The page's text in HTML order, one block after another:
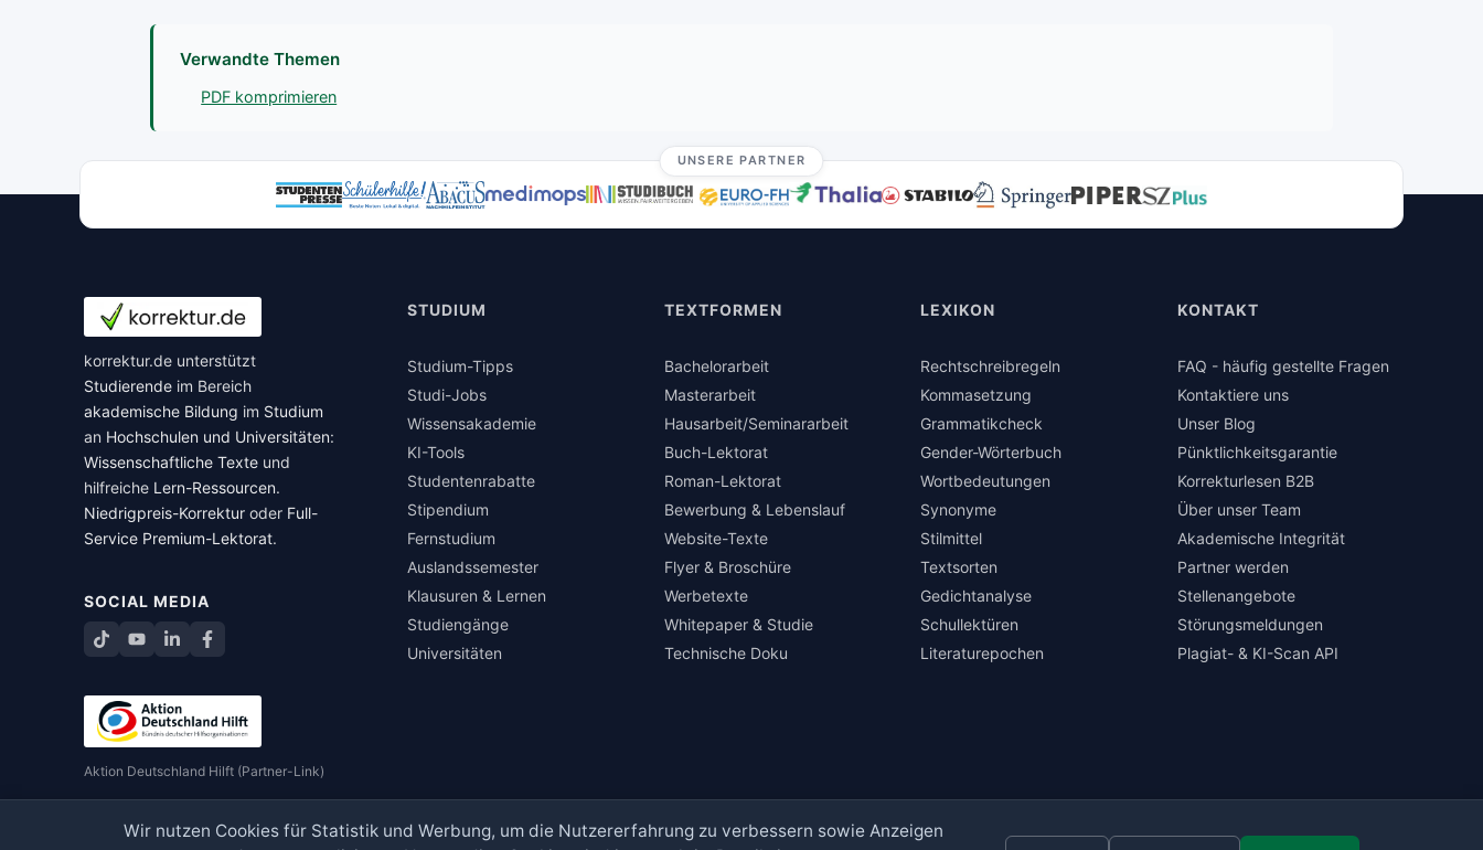
Verwandte Themen
PDF komprimieren
UNSERE PARTNER
korrektur.de unterstützt
Studierende im Bereich
akademische Bildung im Studium
an Hochschulen und Universitäten:
Wissenschaftliche Texte und
hilfreiche Lern-Ressourcen.
Niedrigpreis-Korrektur oder Full-
Service Premium-Lektorat.
SOCIAL MEDIA
TikTokYouTube
LinkedIn
Aktion Deutschland Hilft (Partner-Link)
STUDIUM
Studium-Tipps
Studi-Jobs
Wissensakademie
KI-Tools
Studentenrabatte
Stipendium
Fernstudium
Auslandssemester
Klausuren & Lernen
Studiengänge
Universitäten
TEXTFORMEN
Bachelorarbeit
Masterarbeit
Hausarbeit/Seminararbeit
Buch-Lektorat
Roman-Lektorat
Bewerbung & Lebenslauf
Website-Texte
Flyer & Broschüre
Werbetexte
Whitepaper & Studie
Technische Doku
LEXIKON
Rechtschreibregeln
Kommasetzung
Grammatikcheck
Gender-Wörterbuch
Wortbedeutungen
Synonyme
Stilmittel
Textsorten
Gedichtanalyse
Schullektüren
Literaturepochen
KONTAKT
FAQ - häufig gestellte Fragen
Kontaktiere uns
Unser Blog
Pünktlichkeitsgarantie
Korrekturlesen B2B
Über unser Team
Akademische Integrität
Partner werden
Stellenangebote
Störungsmeldungen
Plagiat- & KI-Scan API
Wir nutzen Cookies für Statistik und Werbung, um die Nutzererfahrung zu verbessern sowie Anzeigen